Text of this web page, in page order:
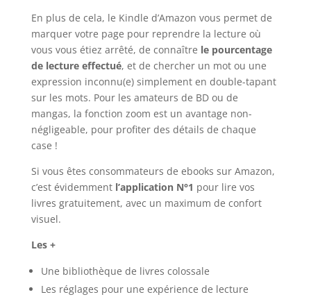
En plus de cela, le Kindle d’Amazon vous permet de
marquer votre page pour reprendre la lecture où
vous vous étiez arrêté, de connaître le pourcentage
de lecture effectué, et de chercher un mot ou une
expression inconnu(e) simplement en double-tapant
sur les mots. Pour les amateurs de BD ou de
mangas, la fonction zoom est un avantage non-
négligeable, pour profiter des détails de chaque
case !
Si vous êtes consommateurs de ebooks sur Amazon,
c’est évidemment l’application N°1 pour lire vos
livres gratuitement, avec un maximum de confort
visuel.
Les +
Une bibliothèque de livres colossale
Les réglages pour une expérience de lecture